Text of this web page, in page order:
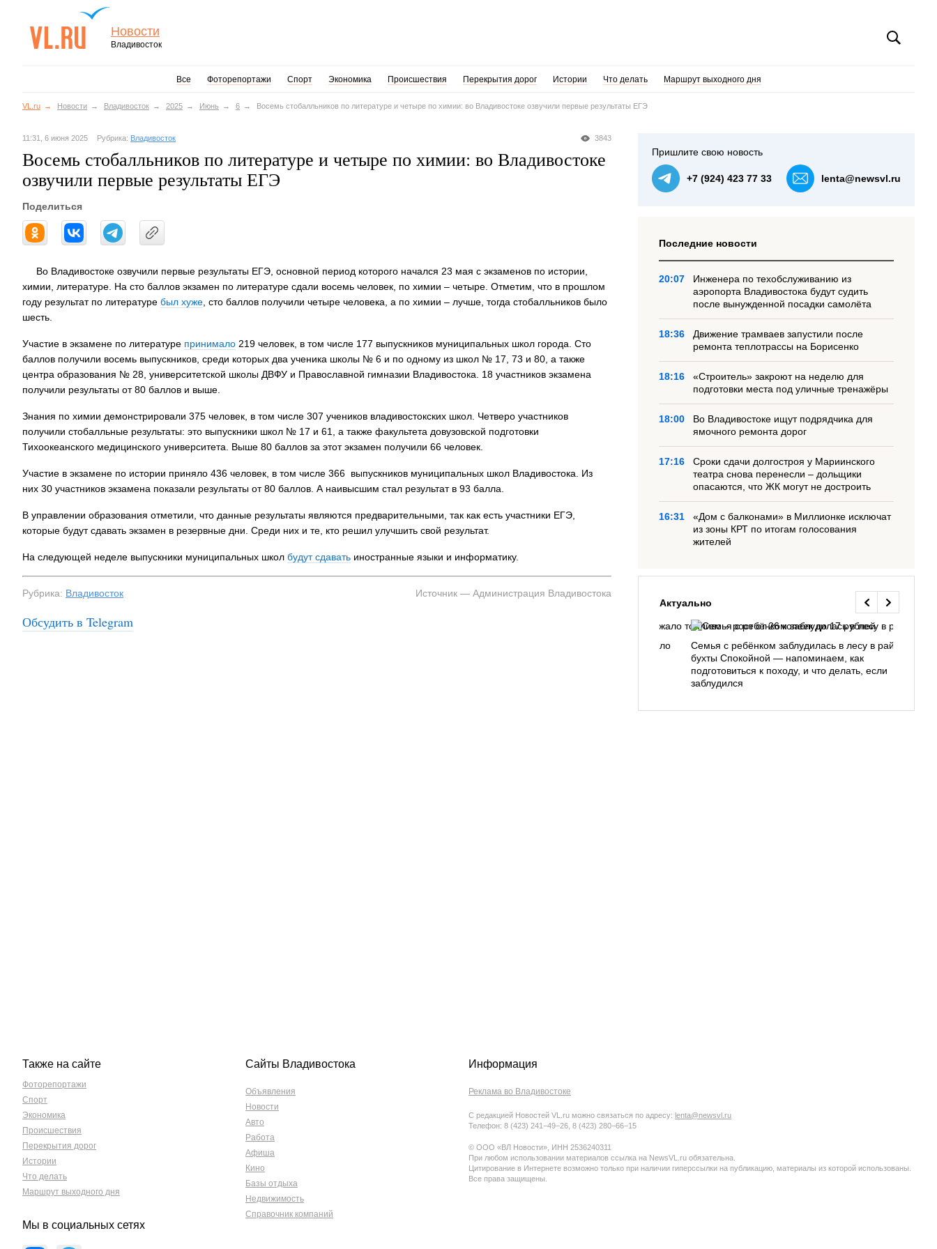
Новости
Владивосток
Все Фоторепортажи Спорт Экономика Происшествия Перекрытия дорог Истории Что делать Маршрут выходного дня
VL.ru Новости Владивосток 2025 Июнь 6 Восемь стобалльников по литературе и четыре по химии: во Владивостоке озвучили первые результаты ЕГЭ
3843
11:31, 6 июня 2025 Рубрика: Владивосток
Восемь стобалльников по литературе и четыре по химии: во Владивостоке
озвучили первые результаты ЕГЭ
Поделиться
Во Владивостоке озвучили первые результаты ЕГЭ, основной период которого начался 23 мая с экзаменов по истории,
химии, литературе. На сто баллов экзамен по литературе сдали восемь человек, по химии – четыре. Отметим, что в прошлом
году результат по литературе был хуже , сто баллов получили четыре человека, а по химии – лучше, тогда стобалльников было
шесть.
Участие в экзамене по литературе принимало 219 человек, в том числе 177 выпускников муниципальных школ города. Сто
баллов получили восемь выпускников, среди которых два ученика школы № 6 и по одному из школ № 17, 73 и 80, а также
центра образования № 28, университетской школы ДВФУ и Православной гимназии Владивостока. 18 участников экзамена
получили результаты от 80 баллов и выше.
Знания по химии демонстрировали 375 человек, в том числе 307 учеников владивостокских школ. Четверо участников
получили стобалльные результаты: это выпускники школ № 17 и 61, а также факультета довузовской подготовки
Тихоокеанского медицинского университета. Выше 80 баллов за этот экзамен получили 66 человек.
Участие в экзамене по истории приняло 436 человек, в том числе 366 выпускников муниципальных школ Владивостока. Из
них 30 участников экзамена показали результаты от 80 баллов. А наивысшим стал результат в 93 балла.
В управлении образования отметили, что данные результаты являются предварительными, так как есть участники ЕГЭ,
которые будут сдавать экзамен в резервные дни. Среди них и те, кто решил улучшить свой результат.
На следующей неделе выпускники муниципальных школ будут сдавать иностранные языки и информатику.
Рубрика: Владивосток Источник — Администрация Владивостока
Обсудить в Telegram
Пришлите свою новость
+7 (924) 423 77 33 lenta@newsvl.ru
Последние новости
20:07
Инженера по техобслуживанию из
аэропорта Владивостока будут судить
после вынужденной посадки самолёта
18:36
Движение трамваев запустили после
ремонта теплотрассы на Борисенко
18:16
«Строитель» закроют на неделю для
подготовки места под уличные тренажёры
18:00
Во Владивостоке ищут подрядчика для
ямочного ремонта дорог
17:16
Сроки сдачи долгостроя у Мариинского
театра снова перенесли – дольщики
опасаются, что ЖК могут не достроить
16:31
«Дом с балконами» в Миллионке исключат
из зоны КРТ по итогам голосования
жителей
Актуально
На заправках Владивостока снова подорожало
Семья с ребёнком заблудилась в лесу в районе
бухты Спокойной — напоминаем, как
подготовиться к походу, и что делать, если
заблудился
Также на сайте
Фоторепортажи
Спорт
Экономика
Происшествия
Перекрытия дорог
Истории
Что делать
Маршрут выходного дня
Мы в социальных сетях
Сайты Владивостока
Объявления
Новости
Авто
Работа
Афиша
Кино
Базы отдыха
Недвижимость
Справочник компаний
Информация
Реклама во Владивостоке
С редакцией Новостей VL.ru можно связаться по адресу: lenta@newsvl.ru
Телефон: 8 (423) 241−49−26, 8 (423) 280−66−15
© ООО «ВЛ Новости», ИНН 2536240311
При любом использовании материалов ссылка на NewsVL.ru обязательна.
Цитирование в Интернете возможно только при наличии гиперссылки на публикацию, материалы из которой использованы.
Все права защищены.